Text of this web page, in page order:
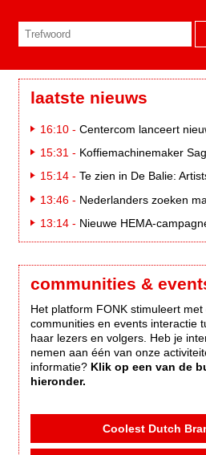
laatste nieuws
16:10 - Centercom lanceert nieuw landelijk
15:31 - Koffiemachinemaker Sage lanceert e-
15:14 - Te zien in De Balie: Artists
13:46 - Nederlanders zoeken massaal naar
13:14 - Nieuwe HEMA-campagne reist 1000 jaar terug
communities &
Het platform FONK stimuleert met
communities en events interactie
haar lezers en volgers. Heb je
nemen aan één van onze
informatie? Klik op een van de
hieronder.
Coolest Dutch